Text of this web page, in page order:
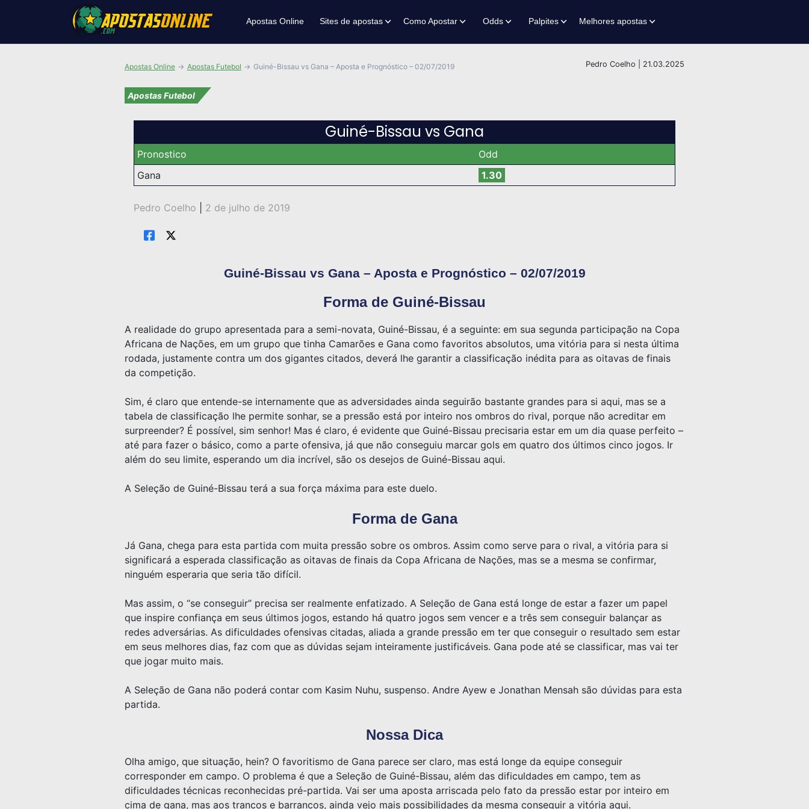
Apostas Online Sites de apostas Como Apostar Odds Palpites Melhores apostas
Pedro Coelho | 21.03.2025
Apostas Online Apostas Futebol Guiné-Bissau vs Gana – Aposta e Prognóstico – 02/07/2019
Apostas Futebol
Guiné-Bissau vs Gana
Pronostico
Odd
Gana
1.30
Pedro Coelho 2 de julho de 2019
Guiné-Bissau vs Gana – Aposta e Prognóstico – 02/07/2019
Forma de Guiné-Bissau
A realidade do grupo apresentada para a semi-novata, Guiné-Bissau, é a seguinte: em sua segunda participação na Copa
Africana de Nações, em um grupo que tinha Camarões e Gana como favoritos absolutos, uma vitória para si nesta última
rodada, justamente contra um dos gigantes citados, deverá lhe garantir a classificação inédita para as oitavas de finais
da competição.
Sim, é claro que entende-se internamente que as adversidades ainda seguirão bastante grandes para si aqui, mas se a
tabela de classificação lhe permite sonhar, se a pressão está por inteiro nos ombros do rival, porque não acreditar em
surpreender? É possível, sim senhor! Mas é claro, é evidente que Guiné-Bissau precisaria estar em um dia quase perfeito –
até para fazer o básico, como a parte ofensiva, já que não conseguiu marcar gols em quatro dos últimos cinco jogos. Ir
além do seu limite, esperando um dia incrível, são os desejos de Guiné-Bissau aqui.
A Seleção de Guiné-Bissau terá a sua força máxima para este duelo.
Forma de Gana
Já Gana, chega para esta partida com muita pressão sobre os ombros. Assim como serve para o rival, a vitória para si
significará a esperada classificação as oitavas de finais da Copa Africana de Nações, mas se a mesma se confirmar,
ninguém esperaria que seria tão difícil.
Mas assim, o “se conseguir” precisa ser realmente enfatizado. A Seleção de Gana está longe de estar a fazer um papel
que inspire confiança em seus últimos jogos, estando há quatro jogos sem vencer e a três sem conseguir balançar as
redes adversárias. As dificuldades ofensivas citadas, aliada a grande pressão em ter que conseguir o resultado sem estar
em seus melhores dias, faz com que as dúvidas sejam inteiramente justificáveis. Gana pode até se classificar, mas vai ter
que jogar muito mais.
A Seleção de Gana não poderá contar com Kasim Nuhu, suspenso. Andre Ayew e Jonathan Mensah são dúvidas para esta
partida.
Nossa Dica
Olha amigo, que situação, hein? O favoritismo de Gana parece ser claro, mas está longe da equipe conseguir
corresponder em campo. O problema é que a Seleção de Guiné-Bissau, além das dificuldades em campo, tem as
dificuldades técnicas reconhecidas pré-partida. Vai ser uma aposta arriscada pelo fato da pressão estar por inteiro em
cima de gana, mas aos trancos e barrancos, ainda vejo mais possibilidades da mesma conseguir a vitória aqui.